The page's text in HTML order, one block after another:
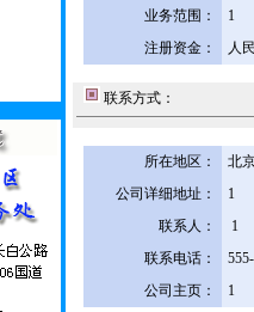
业务范围：
1
注册资金：
人
联系方式：
所在地区：
北
公司详细地址：
1
联系人：
1
联系电话：
公司主页：
1